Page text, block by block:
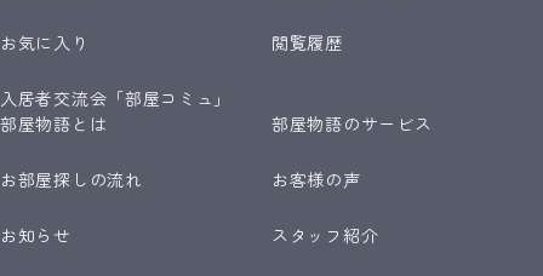
お気に入り 閲覧履歴
入居者交流会「部屋コミュ」
部屋物語とは
部屋物語のサービス
お部屋探しの流れ お客様の声
お知らせ スタッフ紹介